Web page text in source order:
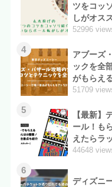
ツをコッ
しがオス
52996
4
アブーズ
ックを全
がもらえ
51709
5
【最新】
ール！も
えたらラ
44648
6
ディズニ